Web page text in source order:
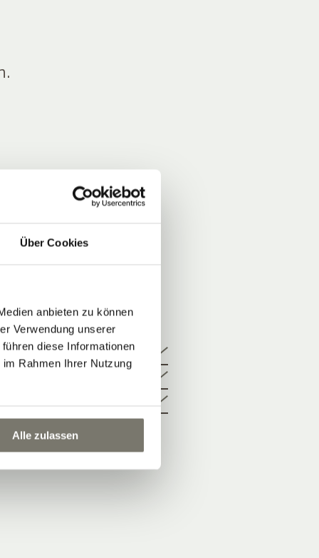
Über Cookies
anbieten zu können
Verwendung unserer
diese Informationen
Rahmen Ihrer Nutzung
Alle zulassen